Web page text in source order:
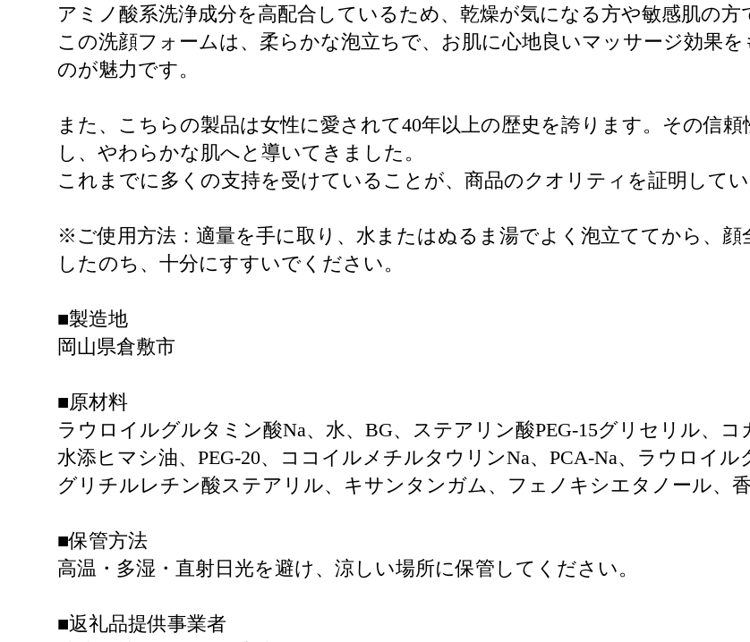
アミノ酸系洗浄成分を高配合しているため、乾燥が気になる方や敏感肌の方
この洗顔フォームは、柔らかな泡立ちで、お肌に心地良いマッサージ効果
のが魅力です。
また、こちらの製品は女性に愛されて40年以上の歴史を誇ります。その信
し、やわらかな肌へと導いてきました。
これまでに多くの支持を受けていることが、商品のクオリティを証明してい
※ご使用方法：適量を手に取り、水またはぬるま湯でよく泡立ててから、
したのち、十分にすすいでください。
■製造地
岡山県倉敷市
■原材料
ラウロイルグルタミン酸Na、水、BG、ステアリン酸PEG-15グリセリル、
水添ヒマシ油、PEG-20、ココイルメチルタウリンNa、PCA-Na、ラウロイ
グリチルレチン酸ステアリル、キサンタンガム、フェノキシエタノール、
■保管方法
高温・多湿・直射日光を避け、涼しい場所に保管してください。
■返礼品提供事業者